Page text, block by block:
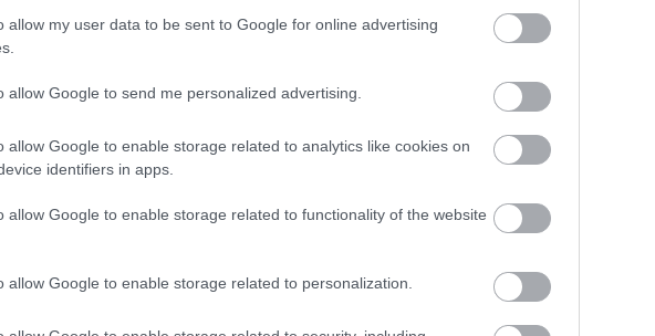
allow my user data to be sent to Google for online advertising
allow Google to send me personalized advertising.
allow Google to enable storage related to analytics like cookies on
identifiers in apps.
allow Google to enable storage related to functionality of the website
allow Google to enable storage related to personalization.
változatot szereti.
„Szinte mindig
mert azt könnyebb
korábbi királyi séf.
mint a hering.
A hering tele van hasznos
fenntartásához, a hosszabb
olyan olajos hal, amelyet általában
is fogyasztható, de